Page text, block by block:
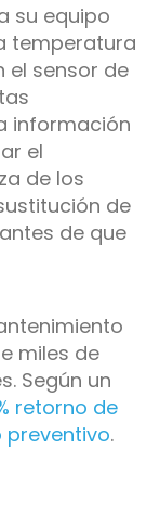
su equipo
temperatura
el sensor de
información
el
de los
de
de que
miles de
Según un
retorno de
preventivo.